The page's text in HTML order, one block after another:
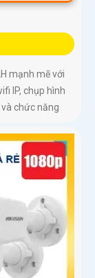
mạnh mẽ với
IP, chụp hình
chức năng